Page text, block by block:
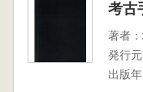
考
著者：
発行元
出版年